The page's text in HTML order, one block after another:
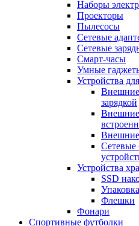
Наборы
Проекторы
Пылесосы
Сетевые
Сетевые
Смарт-часы
Умные
Устройства
Внешние
зарядкой
Внешние
Внешние
Сетевые
Устройства
SSD
Флешки
Фонари
Спортивные футболки